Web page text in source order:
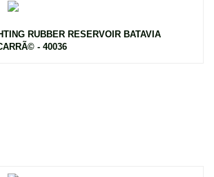
RUBBER RESERVOIR BATAVIA
- 40036